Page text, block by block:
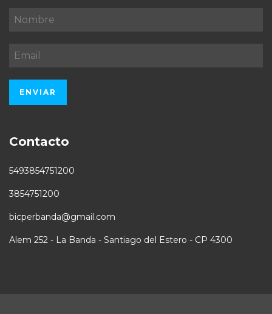
Contacto
5493854751200
3854751200
bicperbanda@gmail.com
Alem 252 - La Banda - Santiago del Estero - CP 4300